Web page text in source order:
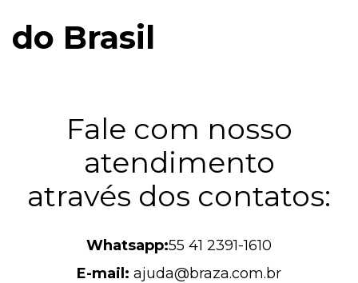
do Brasil
Fale com nosso
​atendimento
​através dos contatos:​
Whatsapp:55 41 2391-1610
E-mail: ajuda@braza.com.br